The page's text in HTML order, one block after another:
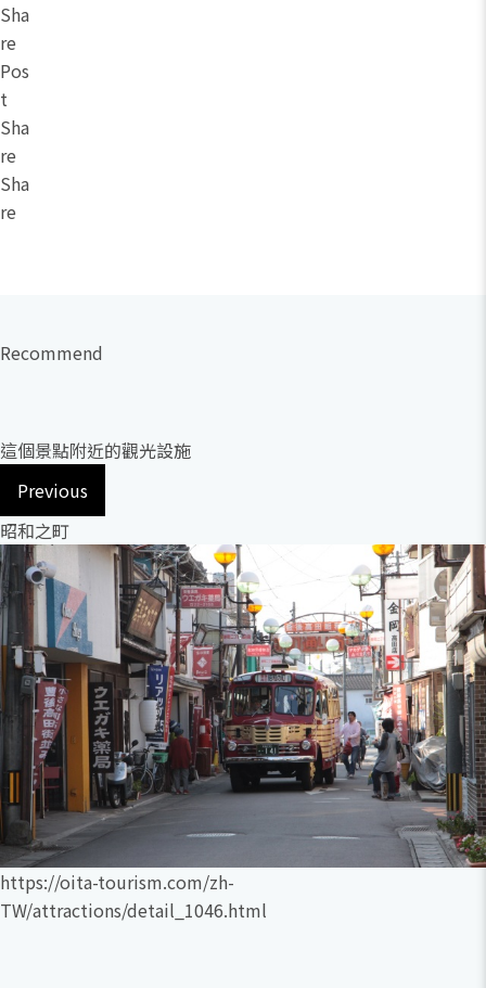
Sha
re
Pos
t
Sha
re
Sha
re
Recommend
這個景點附近的觀光設施
Previous
昭和之町
https://oita-tourism.com/zh-
TW/attractions/detail_1046.html